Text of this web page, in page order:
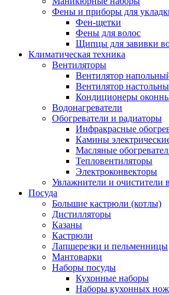
Фены и приборы для
Фен-щетки
Фены для волос
Щипцы для завивки
Климатическая техника
Вентиляторы
Вентилятор
Вентилятор
Кондиционеры
Водонагреватели
Обогреватели и радиаторы
Инфракрасные
Камины
Масляные
Тепловентиляторы
Электроконвекторы
Увлажнители и очистители
Посуда
Большие кастрюли (котлы)
Дистилляторы
Казаны
Кастрюли
Лапшерезки и пельменницы
Мантоварки
Наборы посуды
Кухонные наборы
Наборы кухонных